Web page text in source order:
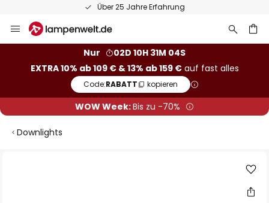
Über 25 Jahre Erfahrung
Inhalt
Nur
02D 10H 31M 04S
EXTRA 10% ab 109 € & 13% ab 159 €auf fast alles
Code:RABATT kopieren
WOW Week:Bis zu -70%
Downlights